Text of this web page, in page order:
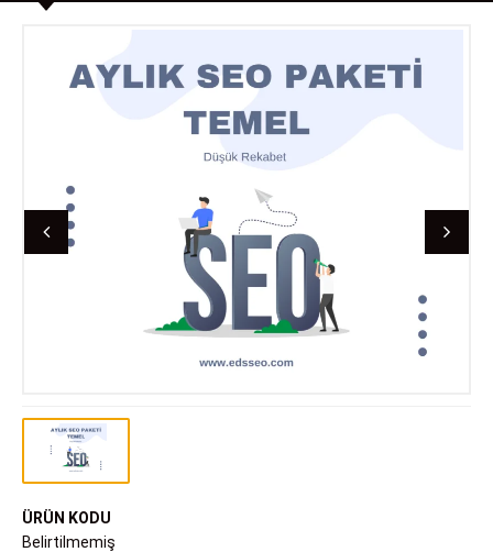
ÜRÜN KODU
Belirtilmemiş